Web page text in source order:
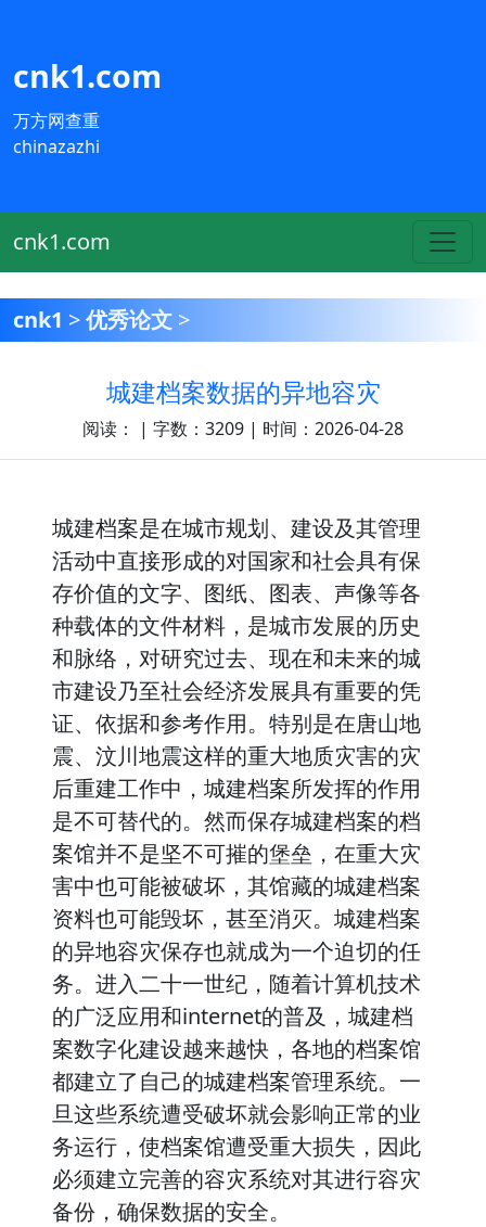
cnk1.com
万方网查重
chinazazhi
cnk1.com
cnk1 >优秀论文 >
城建档案数据的异地容灾
阅读： | 字数：3209 | 时间：2026-04-28
城建档案是在城市规划、建设及其管理
活动中直接形成的对国家和社会具有保
存价值的文字、图纸、图表、声像等各
种载体的文件材料，是城市发展的历史
和脉络，对研究过去、现在和未来的城
市建设乃至社会经济发展具有重要的凭
证、依据和参考作用。特别是在唐山地
震、汶川地震这样的重大地质灾害的灾
后重建工作中，城建档案所发挥的作用
是不可替代的。然而保存城建档案的档
案馆并不是坚不可摧的堡垒，在重大灾
害中也可能被破坏，其馆藏的城建档案
资料也可能毁坏，甚至消灭。城建档案
的异地容灾保存也就成为一个迫切的任
务。进入二十一世纪，随着计算机技术
的广泛应用和internet的普及，城建档
案数字化建设越来越快，各地的档案馆
都建立了自己的城建档案管理系统。一
旦这些系统遭受破坏就会影响正常的业
务运行，使档案馆遭受重大损失，因此
必须建立完善的容灾系统对其进行容灾
备份，确保数据的安全。